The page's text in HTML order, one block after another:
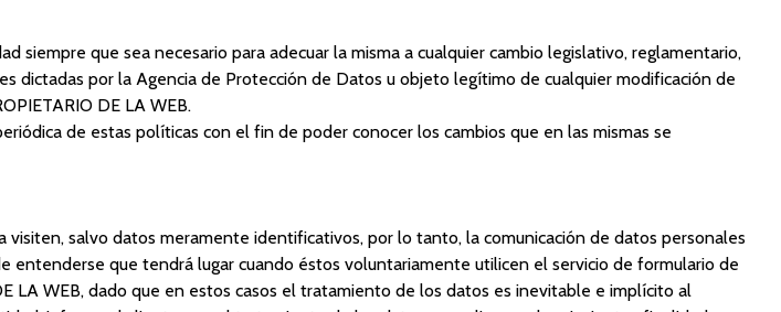
siempre que sea necesario para adecuar la misma a cualquier cambio legislativo, reglamentario,
dictadas por la Agencia de Protección de Datos u objeto legítimo de cualquier modificación de
DE LA WEB.
de estas políticas con el fin de poder conocer los cambios que en las mismas se
visiten, salvo datos meramente identificativos, por lo tanto, la comunicación de datos personales
entenderse que tendrá lugar cuando éstos voluntariamente utilicen el servicio de formulario de
LA WEB, dado que en estos casos el tratamiento de los datos es inevitable e implícito al